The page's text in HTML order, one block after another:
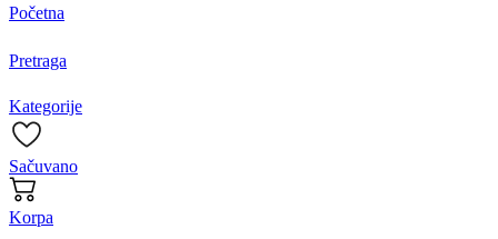
Početna
Pretraga
Kategorije
Sačuvano
Korpa